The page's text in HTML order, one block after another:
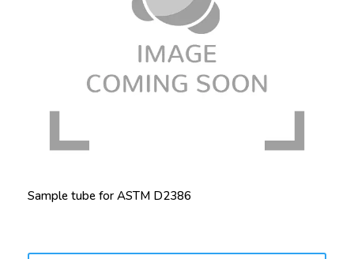
Sample tube for ASTM D2386